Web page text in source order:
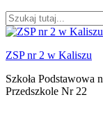
Szukaj:
ZSP nr 2 w Kaliszu
Szkoła Podstawowa
Przedszkole Nr 22